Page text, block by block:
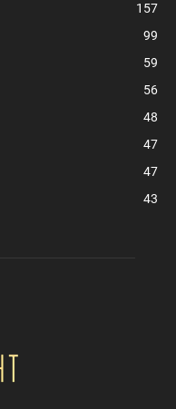
157
99
59
56
48
47
47
43